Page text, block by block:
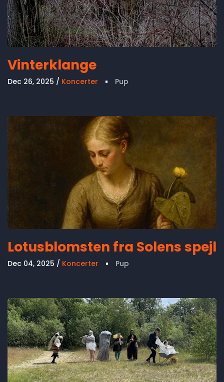
Vinterklange
Dec 26, 2025 Koncerter Pup
Lotusblomsten fra Solens spejl
Dec 04, 2025 Koncerter Pup